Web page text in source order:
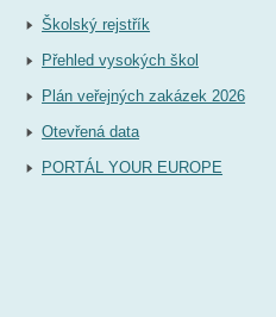
Školský rejstřík
Přehled vysokých škol
Plán veřejných zakázek 2026
Otevřená data
PORTÁL YOUR EUROPE